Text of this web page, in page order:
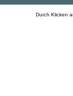
Durch Klicken